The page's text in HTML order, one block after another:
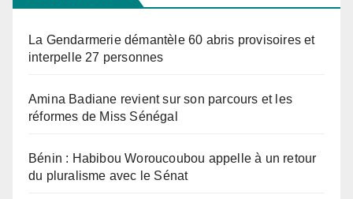
La Gendarmerie démantèle 60 abris provisoires et
interpelle 27 personnes
Amina Badiane revient sur son parcours et les
réformes de Miss Sénégal
Bénin : Habibou Woroucoubou appelle à un retour
du pluralisme avec le Sénat